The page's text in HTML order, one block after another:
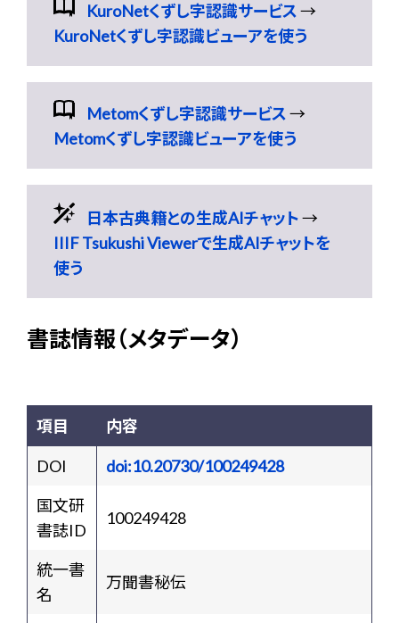
KuroNetくずし字認識サービス→
KuroNetくずし字認識ビューアを使う
Metomくずし字認識サービス→
Metomくずし字認識ビューアを使う
日本古典籍との生成AIチャット→
IIIF Tsukushi Viewerで生成AIチャットを
使う
書誌情報（メタデータ）
項目 内容
DOI
doi:10.20730/100249428
国文研
書誌ID
100249428
統一書
名
万聞書秘伝